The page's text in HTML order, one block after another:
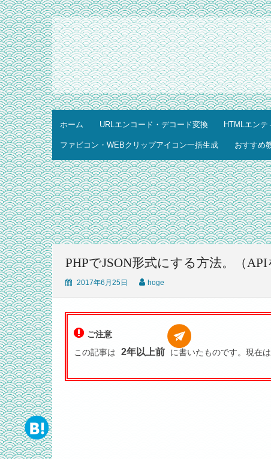
ホーム URLエンコード・デコード変換 HTMLエンテ
ファビコン・WEBクリップアイコン一括生成 おすすめ
PHPでJSON形式にする方法。（API
2017年6月25日 hoge
ご注意
この記事は
2年以上前 に書いたものです。現在